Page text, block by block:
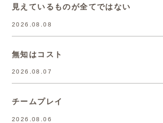
見えているものが全てではない
2026.08.08
無知はコスト
2026.08.07
チームプレイ
2026.08.06